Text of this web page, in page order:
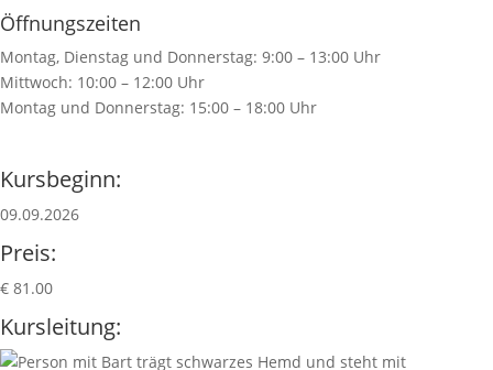
Öffnungszeiten
Montag, Dienstag und Donnerstag: 9:00 – 13:00 Uhr
Mittwoch: 10:00 – 12:00 Uhr
Montag und Donnerstag: 15:00 – 18:00 Uhr
Kursbeginn:
09.09.2026
Preis:
€ 81.00
Kursleitung: